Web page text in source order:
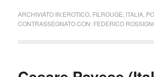
ARCHIVIATO IN:EROTICO, FILROUGE ITALIA,
CONTRASSEGNATO CON: FEDERICO